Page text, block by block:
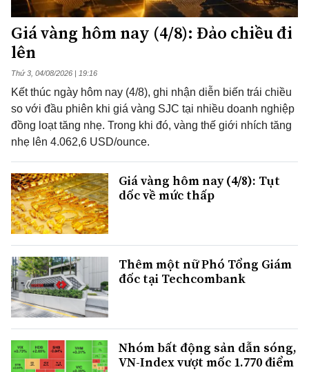
Giá vàng hôm nay (4/8): Đảo chiều đi
lên
Thứ 3, 04/08/2026 | 19:16
Kết thúc ngày hôm nay (4/8), ghi nhận diễn biến trái chiều
so với đầu phiên khi giá vàng SJC tại nhiều doanh nghiệp
đồng loạt tăng nhẹ. Trong khi đó, vàng thế giới nhích tăng
nhẹ lên 4.062,6 USD/ounce.
Giá vàng hôm nay (4/8): Tụt
dốc về mức thấp
Thêm một nữ Phó Tổng Giám
đốc tại Techcombank
Nhóm bất động sản dẫn sóng,
VN-Index vượt mốc 1.770 điểm